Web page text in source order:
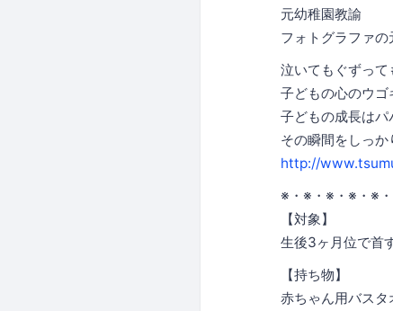
元幼稚園教諭
フォトグラファの
泣いてもぐずって
子どもの心のウゴ
子どもの成長はパ
その瞬間をしっか
http://
※・※・※・※・※
【対象】
生後3ヶ月位で首
【持ち物】
赤ちゃん用バスタ